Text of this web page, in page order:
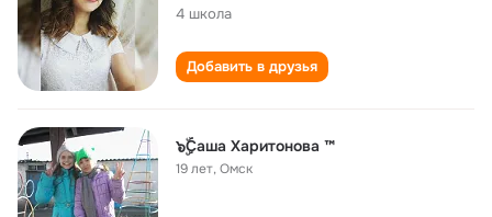
4 школа
Добавить в друзья
๖ۣۜСаша Харитонова ™
19 лет,Омск